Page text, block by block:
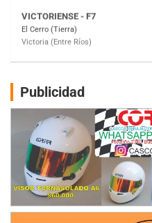
Victoria (Entre Ríos)
PATAGONICO - F6
CSK - F7
Juventud Unida (Tierra)
Humboldt (Santa Fe)
NORESTE SANTAFESINO - F6
Ciudad de Avellaneda (Asfalto)
Avellaneda (Santa Fe)
SUR SANTAFESINO - F4
Publicidad